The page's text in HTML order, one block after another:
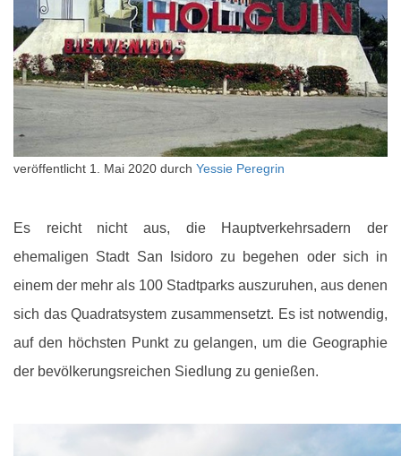
veröffentlicht 1. Mai 2020 durch Yessie Peregrin
Es reicht nicht aus, die Hauptverkehrsadern der
ehemaligen Stadt San Isidoro zu begehen oder sich in
einem der mehr als 100 Stadtparks auszuruhen, aus denen
sich das Quadratsystem zusammensetzt. Es ist notwendig,
auf den höchsten Punkt zu gelangen, um die Geographie
der bevölkerungsreichen Siedlung zu genießen.